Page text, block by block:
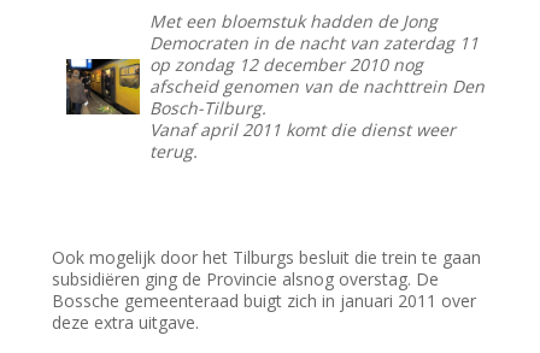
Met een bloemstuk hadden de Jong
Democraten in de nacht van zaterdag 11
op zondag 12 december 2010 nog
afscheid genomen van de nachttrein Den
Bosch-Tilburg.
Vanaf april 2011 komt die dienst weer
terug.
Ook mogelijk door het Tilburgs besluit die trein te gaan
subsidiëren ging de Provincie alsnog overstag. De
Bossche gemeenteraad buigt zich in januari 2011 over
deze extra uitgave.